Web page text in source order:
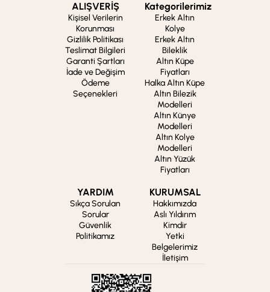
ALIŞVERİŞ
Kişisel Verilerin
Korunması
Gizlilik Politikası
Teslimat Bilgileri
Garanti Şartları
İade ve Değişim
Ödeme
Seçenekleri
Kategorilerimiz
Erkek Altın
Kolye
Erkek Altın
Bileklik
Altın Küpe
Fiyatları
Halka Altın Küpe
Altın Bilezik
Modelleri
Altın Künye
Modelleri
Altın Kolye
Modelleri
Altın Yüzük
Fiyatları
YARDIM
Sıkça Sorulan
Sorular
Güvenlik
Politikamız
KURUMSAL
Hakkımızda
Aslı Yıldırım
Kimdir
Yetki
Belgelerimiz
İletişim